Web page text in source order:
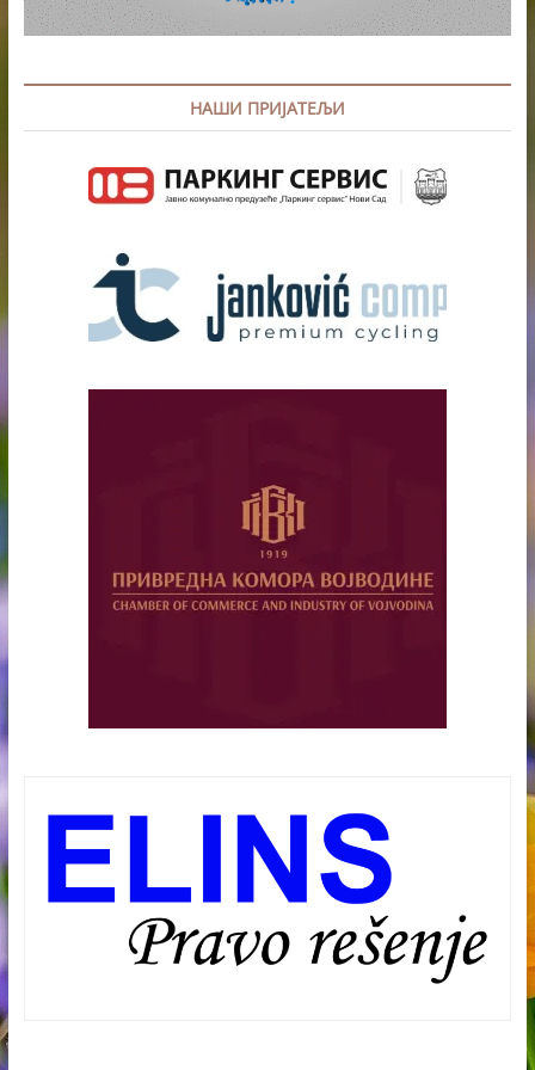
НАШИ ПРИЈАТЕЉИ